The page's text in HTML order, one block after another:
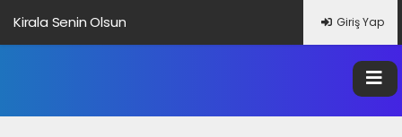
Kirala Senin Olsun Giriş Yap